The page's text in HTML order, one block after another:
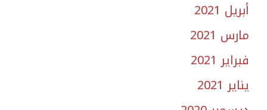
أبريل 2021
مارس 2021
فبراير 2021
يناير 2021